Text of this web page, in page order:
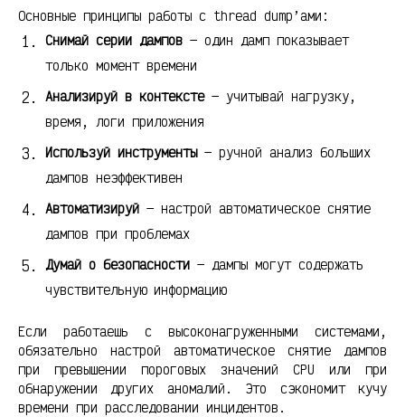
Основные принципы работы с thread dump’ами:
Снимай серии дампов — один дамп показывает
только момент времени
Анализируй в контексте— учитывай нагрузку,
время, логи приложения
Используй инструменты— ручной анализ больших
дампов неэффективен
Автоматизируй — настрой автоматическое снятие
дампов при проблемах
Думай о безопасности — дампы могут содержать
чувствительную информацию
Если работаешь с высоконагруженными системами,
обязательно настрой автоматическое снятие дампов
при превышении пороговых значений CPU или при
обнаружении других аномалий. Это сэкономит кучу
времени при расследовании инцидентов.